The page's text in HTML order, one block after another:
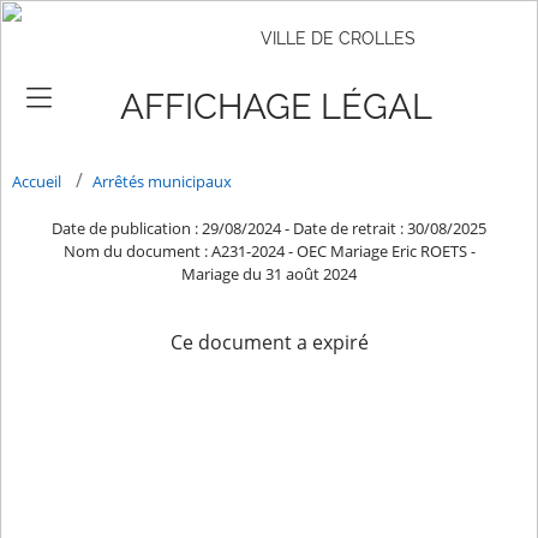
VILLE DE CROLLES
AFFICHAGE LÉGAL
Accueil Arrêtés municipaux
Date de publication : 29/08/2024- Date de retrait : 30/08/2025
Nom du document : A231-2024 - OEC Mariage Eric ROETS -
Mariage du 31 août 2024
Ce document a expiré